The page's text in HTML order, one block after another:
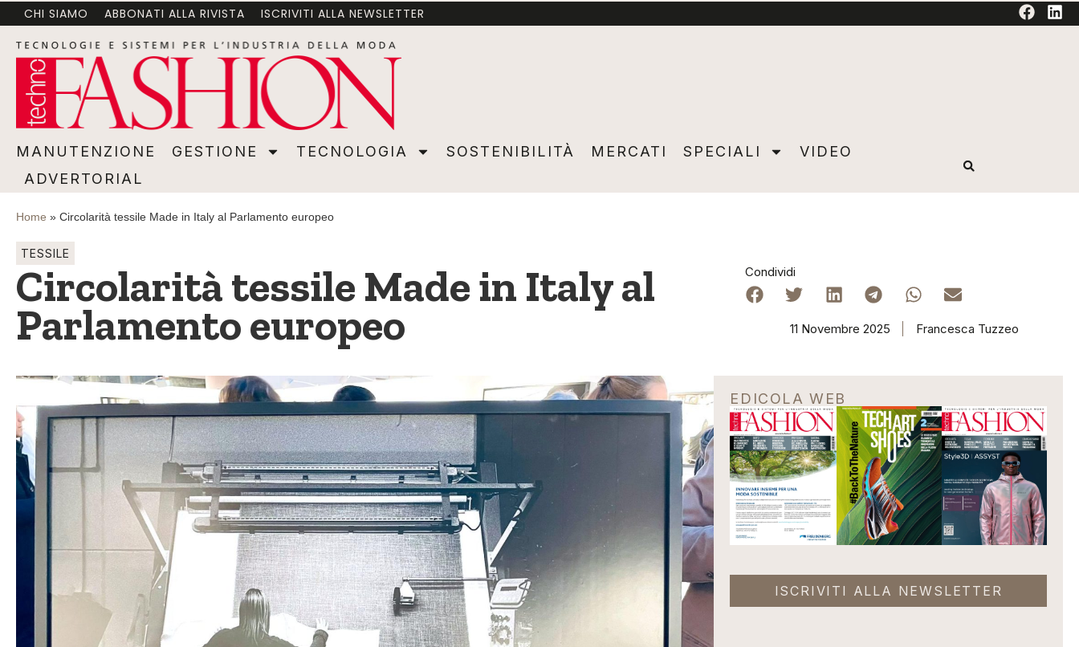
MANUTENZIONE GESTIONE TECNOLOGIA SOSTENIBILITÀ MERCATI SPECIALI VIDEO ADVERTORIAL
CHI SIAMO ABBONATI ALLA RIVISTA ISCRIVITI ALLA NEWSLETTER
MANUTENZIONE GESTIONE TECNOLOGIA SOSTENIBILITÀ MERCATI SPECIALI
VIDEO
ADVERTORIAL
Home » Circolarità tessile Made in Italy al Parlamento europeo
TESSILE
Circolarità tessile Made in Italy al
Parlamento europeo
Condividi
11 Novembre 2025 Francesca Tuzzeo
EDICOLA WEB
ISCRIVITI ALLA NEWSLETTER